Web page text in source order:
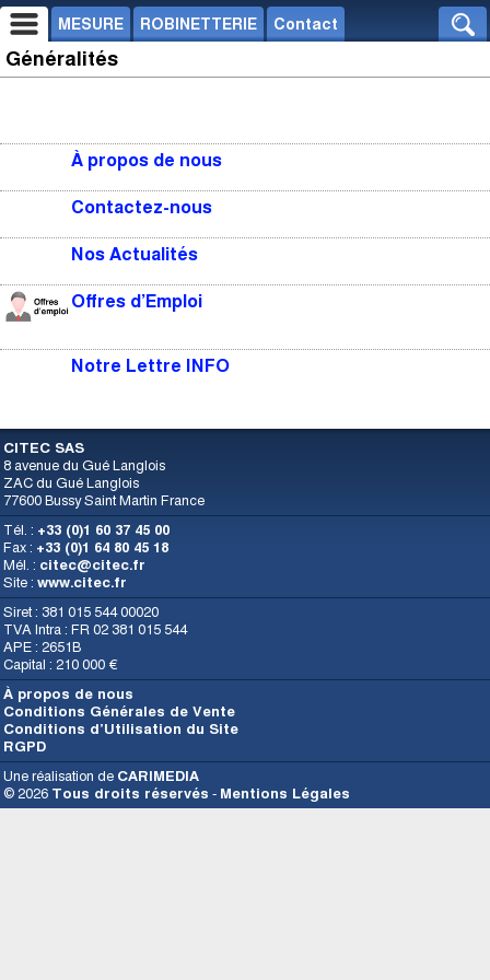
MESURE ROBINETTERIE Contact
Généralités
À propos de nous
Contactez-nous
Nos Actualités
Offres d’Emploi
Notre Lettre INFO
CITEC SAS
8 avenue du Gué Langlois
ZAC du Gué Langlois
77600 Bussy Saint Martin France
Tél. : +33 (0)1 60 37 45 00
Fax : +33 (0)1 64 80 45 18
Mél. : citec@citec.fr
Site : www.citec.fr
Siret : 381 015 544 00020
TVA Intra : FR 02 381 015 544
APE : 2651B
Capital : 210 000 €
À propos de nous
Conditions Générales de Vente
Conditions d’Utilisation du Site
RGPD
Une réalisation de CARIMEDIA
© 2026 Tous droits réservés - Mentions Légales